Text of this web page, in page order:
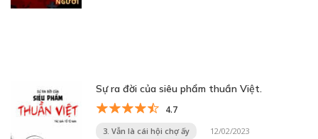
Sự ra đời của siêu phẩm thuần Việt.
4.7
3. Vẫn là cái hội chợ ấy 12/02/2023